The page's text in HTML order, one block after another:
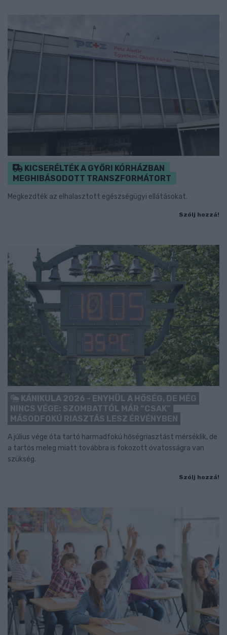
KICSERÉLTÉK A GYŐRI KÓRHÁZBAN
MEGHIBÁSODOTT TRANSZFORMÁTORT
Megkezdték az elhalasztott egészségügyi ellátásokat.
Szólj hozzá!
KÁNIKULA 2026 - ENYHÜL A HŐSÉG, DE MÉG
NINCS VÉGE: SZOMBATTÓL MÁR “CSAK”
MÁSODFOKÚ RIASZTÁS LESZ ÉRVÉNYBEN
A július vége óta tartó harmadfokú hőségriasztást mérséklik, de
a tartós meleg miatt továbbra is fokozott óvatosságra van
szükség.
Szólj hozzá!